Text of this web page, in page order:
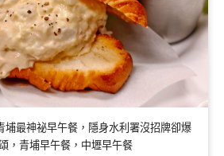
埔最神祕早午餐，隱身水利署沒招牌卻爆
，青埔早午餐，中壢早午餐